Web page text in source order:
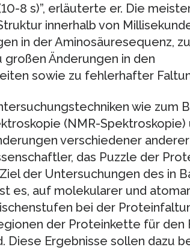
8 s)”, erläuterte er. Die
innerhalb von
in der Aminosäuresequenz,
großen Änderungen in den
sowie zu fehlerhafter
wie zum
(NMR-
verschiedener
das Puzzle der
der Untersuchungen des in
es, auf molekularer und
bei der
der Proteinkette für den
Diese Ergebnisse sollen dazu